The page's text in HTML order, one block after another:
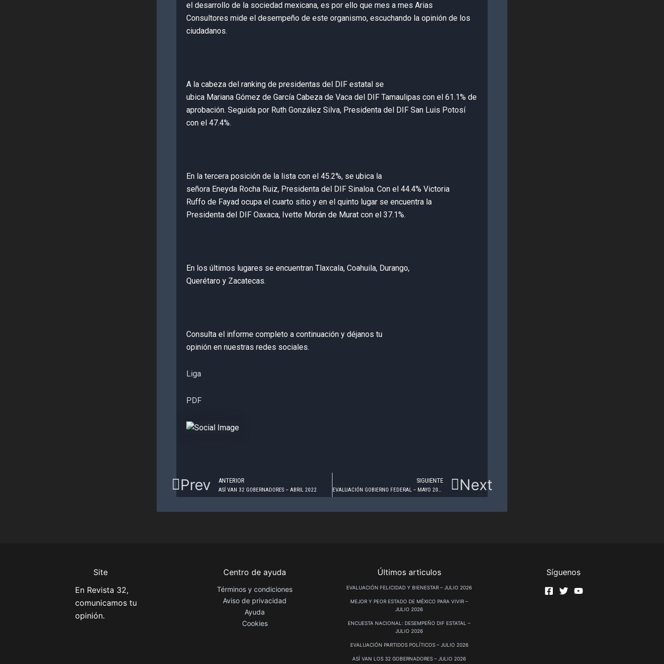
el desarrollo de la sociedad mexicana, es por ello que mes a mes Arias
Consultores mide el desempeño de este organismo, escuchando la opinión de los
ciudadanos.
A la cabeza del ranking de presidentas del DIF estatal se
ubica Mariana Gómez de García Cabeza de Vaca del DIF Tamaulipas con el 61.1% de
aprobación. Seguida por Ruth González Silva, Presidenta del DIF San Luis Potosí
con el 47.4%.
En la tercera posición de la lista con el 45.2%, se ubica la
señora Eneyda Rocha Ruiz, Presidenta del DIF Sinaloa. Con el 44.4% Victoria
Ruffo de Fayad ocupa el cuarto sitio y en el quinto lugar se encuentra la
Presidenta del DIF Oaxaca, Ivette Morán de Murat con el 37.1%.
En los últimos lugares se encuentran Tlaxcala, Coahuila, Durango,
Querétaro y Zacatecas.
Consulta el informe completo a continuación y déjanos tu
opinión en nuestras redes sociales.
Liga
PDF
Prev ANTERIOR
ASÍ VAN 32 GOBERNADORES – ABRIL 2022
SIGUIENTE
EVALUACIÓN GOBIERNO FEDERAL – MAYO 2022 Next
Site
En Revista 32,
comunicamos tu
opinión.
Centro de ayuda
Términos y condiciones
Aviso de privacidad
Ayuda
Cookies
Últimos articulos
EVALUACIÓN FELICIDAD Y BIENESTAR – JULIO 2026
MEJOR Y PEOR ESTADO DE MÉXICO PARA VIVIR –
JULIO 2026
ENCUESTA NACIONAL: DESEMPEÑO DIF ESTATAL –
JULIO 2026
EVALUACIÓN PARTIDOS POLÍTICOS – JULIO 2026
ASÍ VAN LOS 32 GOBERNADORES – JULIO 2026
Síguenos